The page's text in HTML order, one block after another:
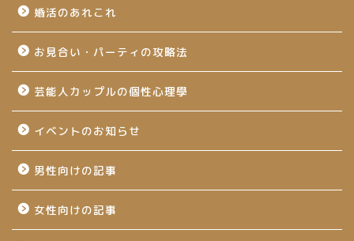
婚活のあれこれ
お見合い・パーティの攻略法
芸能人カップルの個性心理學
イベントのお知らせ
男性向けの記事
女性向けの記事